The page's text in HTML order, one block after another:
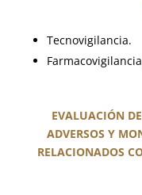
Tecnovigilancia.
EVALUACIÓN
ADVERSOS Y
RELACIONADOS